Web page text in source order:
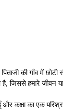
की गाँव में छोटी
जिससे हमारे जीवन
कक्षा का एक